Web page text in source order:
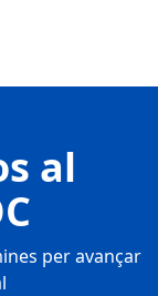
al
per avançar